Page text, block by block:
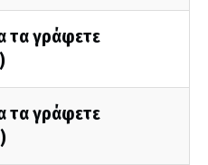
τα γράφετε
τα γράφετε